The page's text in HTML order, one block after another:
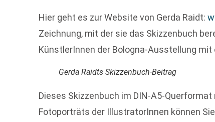
Hier geht es zur Website von Gerda Raidt:
Zeichnung, mit der sie das Skizzenbuch
KünstlerInnen der Bologna-Ausstellung mit
Gerda Raidts Skizzenbuch-Beitrag
Dieses Skizzenbuch im DIN-A5-
Fotoporträts der IllustratorInnen können